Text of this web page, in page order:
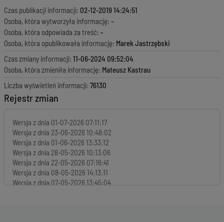
Czas publikacji informacji: 02-12-2019 14:24:51
Osoba, która wytworzyła informację: -
Osoba, która odpowiada za treść: -
Osoba, która opublikowała informację: Marek Jastrzębski
Czas zmiany informacji: 11-06-2024 09:52:04
Osoba, która zmieniła informację: Mateusz Kastrau
Liczba wyświetleń informacji: 76130
Rejestr zmian
Wersja z dnia 01-07-2026 07:11:17
Wersja z dnia 23-06-2026 10:48:02
Wersja z dnia 01-06-2026 13:33:12
Wersja z dnia 28-05-2026 10:13:06
Wersja z dnia 22-05-2026 07:16:41
Wersja z dnia 08-05-2026 14:13:11
Wersja z dnia 07-05-2026 13:45:04